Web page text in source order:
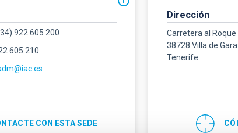
922 605 200
605 210
CON ESTA SEDE
Dirección
Carretera al
38728 Villa de
Tenerife